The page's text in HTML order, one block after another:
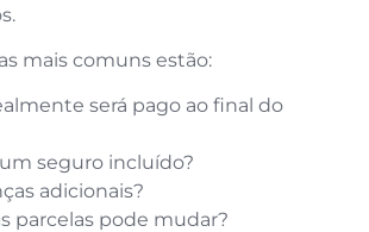
mais comuns estão:
será pago ao final do
seguro incluído?
adicionais?
parcelas pode mudar?